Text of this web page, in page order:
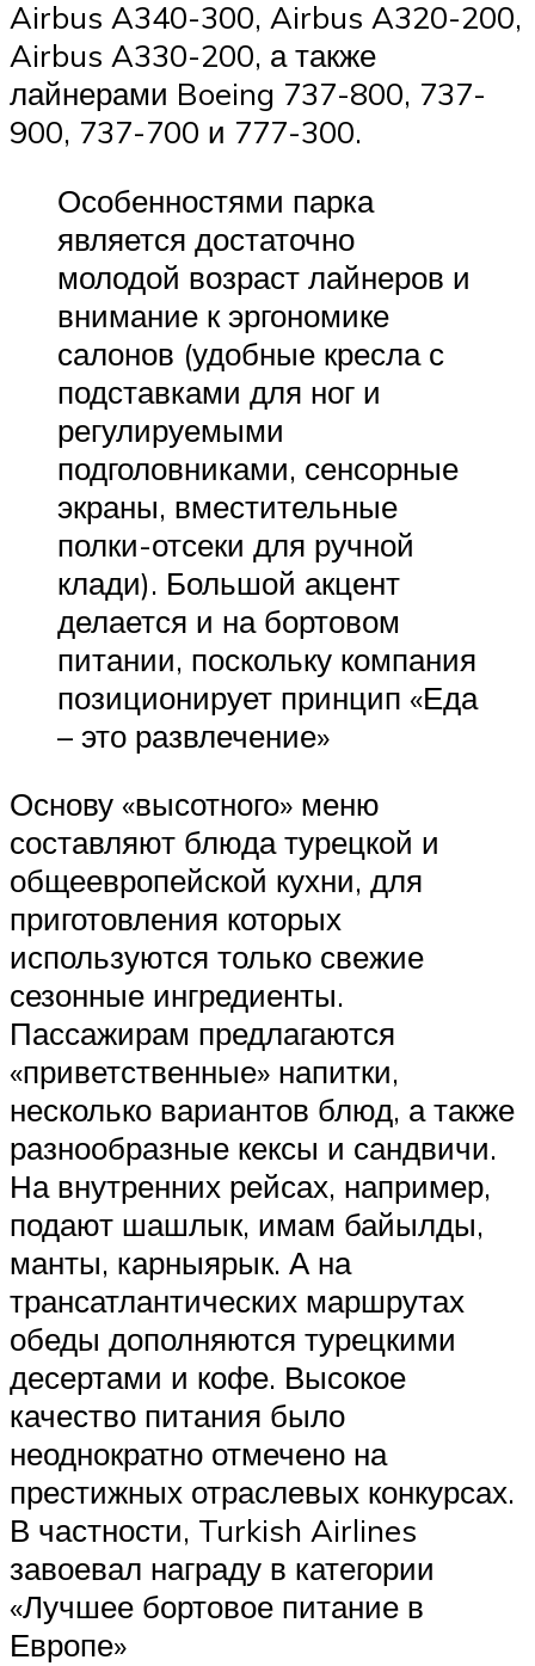
Airbus A340-300, Airbus A320-200,
Airbus A330-200, а также
лайнерами Boeing 737-800, 737-
900, 737-700 и 777-300.
Особенностями парка
является достаточно
молодой возраст лайнеров и
внимание к эргономике
салонов (удобные кресла с
подставками для ног и
регулируемыми
подголовниками, сенсорные
экраны, вместительные
полки-отсеки для ручной
клади). Большой акцент
делается и на бортовом
питании, поскольку компания
позиционирует принцип «Еда
– это развлечение»
Основу «высотного» меню
составляют блюда турецкой и
общеевропейской кухни, для
приготовления которых
используются только свежие
сезонные ингредиенты.
Пассажирам предлагаются
«приветственные» напитки,
несколько вариантов блюд, а также
разнообразные кексы и сандвичи.
На внутренних рейсах, например,
подают шашлык, имам байылды,
манты, карныярык. А на
трансатлантических маршрутах
обеды дополняются турецкими
десертами и кофе. Высокое
качество питания было
неоднократно отмечено на
престижных отраслевых конкурсах.
В частности, Turkish Airlines
завоевал награду в категории
«Лучшее бортовое питание в
Европе»